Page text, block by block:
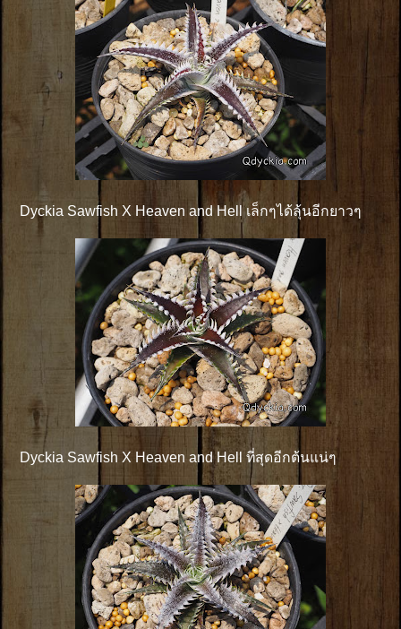
Dyckia Sawfish X Heaven and Hell เล็กๆได้ลุ้นอีกยาวๆ
Dyckia Sawfish X Heaven and Hell ที่สุดอีกต้นแน่ๆ